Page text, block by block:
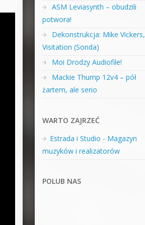
ASM Leviasynth – obudzili
potwora!
Dekonstrukcja: Mike Vickers,
Visitation (Sonda)
Moi Drodzy Audiofile!
Mackie Thump 12v4 – pół
żartem, ale serio
WARTO ZAJRZEĆ
Estrada i Studio - Magazyn
muzyków i realizatorów
POLUB NAS